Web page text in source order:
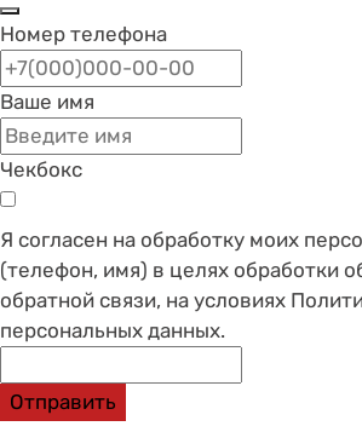
Номер телефона
Ваше имя
Чекбокс
Я согласен на обработку моих
(телефон, имя) в целях обработки
обратной связи, на условиях
персональных данных.
Отправить